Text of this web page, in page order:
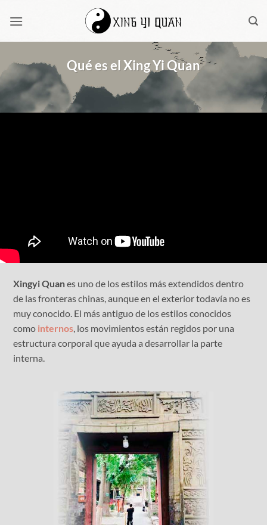
Qué es el Xing Yi Quan
Xingyi Quanes uno de los estilos más extendidos dentro
de las fronteras chinas, aunque en el exterior todavía no es
muy conocido. El más antiguo de los estilos conocidos
como internos, los movimientos están regidos por una
estructura corporal que ayuda a desarrollar la parte
interna.